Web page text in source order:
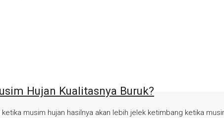
Hujan Kualitasnya Buruk?
musim hujan hasilnya akan lebih jelek ketimbang ketika